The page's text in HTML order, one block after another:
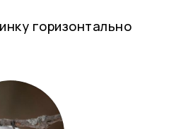
горизонтально